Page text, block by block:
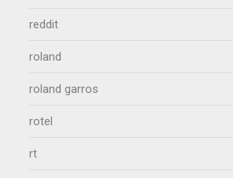
reddit
roland
roland garros
rotel
rt